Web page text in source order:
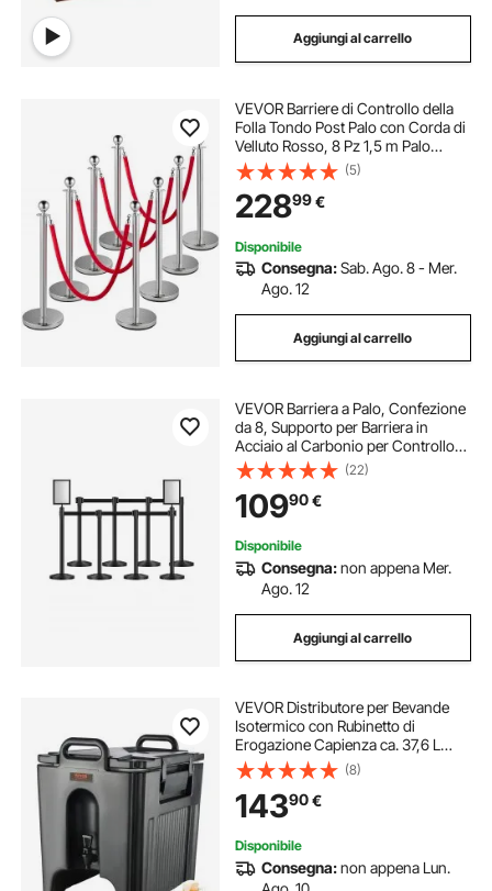
Aggiungi al carrello
VEVOR Barriere di Controllo della
Folla Tondo Post Palo con Corda di
Velluto Rosso, 8 Pz 1,5 m Palo
Separatore per Dividere I Corvi in
Banche, Aeroporti, Stadi, Luoghi di
Divertimento e altri luoghi
(5)
22899€
Disponibile
Consegna:Sab. Ago. 8 - Mer.
Ago. 12
Aggiungi al carrello
VEVOR Barriera a Palo, Confezione
da 8, Supporto per Barriera in
Acciaio al Carbonio per Controllo
della Folla con 8 Cinghie Retrattili e
2 Supporti per Cartelli, con Base
Ricaricabile per Mostre
(22)
10990€
Disponibile
Consegna:non appena Mer.
Ago. 12
Aggiungi al carrello
VEVOR Distributore per Bevande
Isotermico con Rubinetto di
Erogazione Capienza ca. 37,6 L
Materiale Alimentare per Buffet
Festa Evento, Contenitore
Isotermico per Distribuzione
Bevande Calde / Fredde
(8)
14390€
Disponibile
Consegna:non appena Lun.